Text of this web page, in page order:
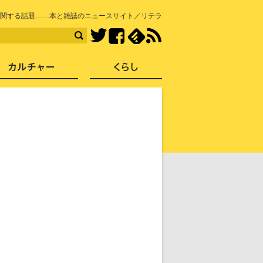
する話題……本と雑誌のニュースサイト／リテラ
TwitterFacebook
社会